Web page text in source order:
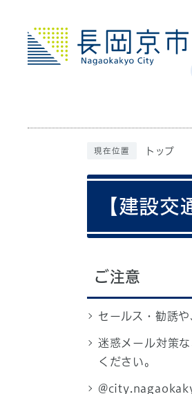
現在位置 トップ
【建設
ご注意
セールス・勧誘
迷惑メール対策
ください。